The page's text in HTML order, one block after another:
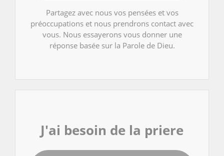
Partagez avec nous vos pensées et vos
préoccupations et nous prendrons contact avec
vous. Nous essayerons vous donner une
réponse basée sur la Parole de Dieu.
J'ai besoin de la priere